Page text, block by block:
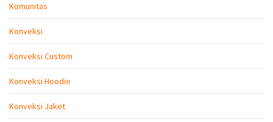
Komunitas
Konveksi
Konveksi Custom
Konveksi Hoodie
Konveksi Jaket